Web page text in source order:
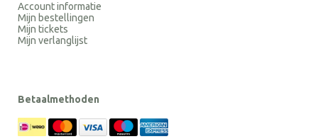
Account informatie
Mijn bestellingen
Mijn tickets
Mijn verlanglijst
Betaalmethoden